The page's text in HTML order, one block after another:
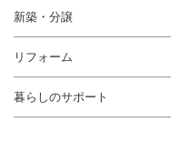
新築・分譲
リフォーム
暮らしのサポート